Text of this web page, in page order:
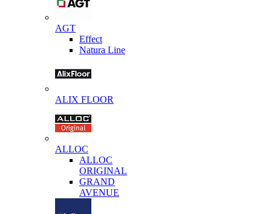
AGT
Effect
Natura Line
ALIX FLOOR
ALLOC
ALLOC
ORIGINAL
GRAND
AVENUE